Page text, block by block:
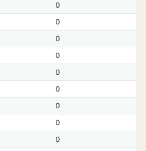
0
0
0
0
0
0
0
0
0